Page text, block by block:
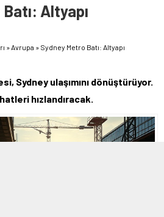
Altyapı
»Avrupa » Sydney Metro Batı: Altyapı
Sydney ulaşımını dönüştürüyor.
hızlandıracak.